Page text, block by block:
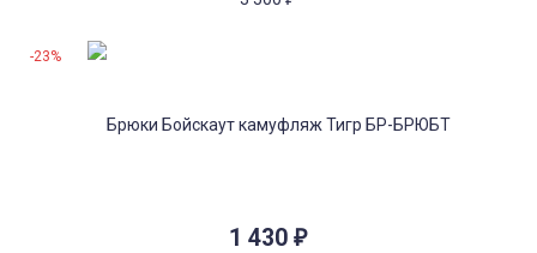
1 430 ₽
-23%